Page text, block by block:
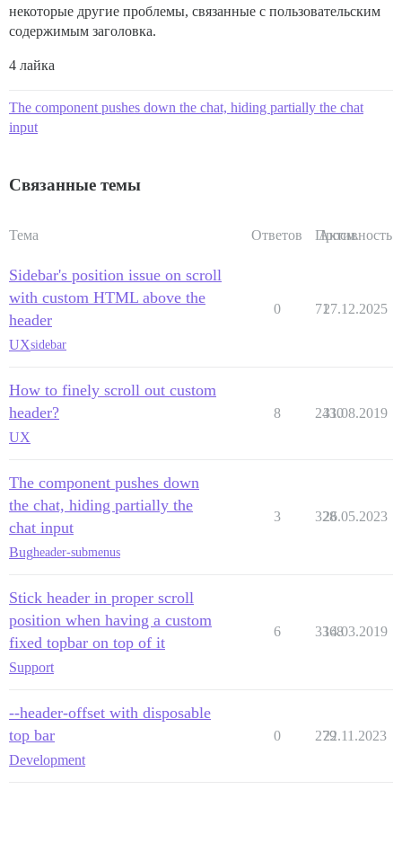
некоторые другие проблемы, связанные с пользовательским
содержимым заголовка.
4 лайка
The component pushes down the chat, hiding partially the chat
input
Связанные темы
Тема Ответов Просм.
Активность
Sidebar's position issue on scroll
with custom HTML above the
header
UXsidebar
0 7127.12.2025
How to finely scroll out custom
header?
UX
8 2430
31.08.2019
The component pushes down
the chat, hiding partially the
chat input
Bugheader-submenus
3 328
26.05.2023
Stick header in proper scroll
position when having a custom
fixed topbar on top of it
Support
6 3368
14.03.2019
--header-offset with disposable
top bar
Development
0 279
22.11.2023